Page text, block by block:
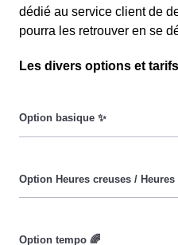
dédié au service client de
pourra les retrouver en se
Les divers options et
date, ni de l'heure, que ce
D'Aiguille ou ailleurs. 💡
Saint-Philippe-D'Aiguille est